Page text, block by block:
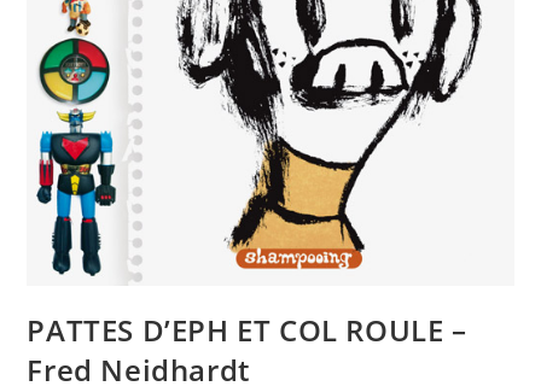
PATTES D’EPH ET COL ROULE –
Fred Neidhardt